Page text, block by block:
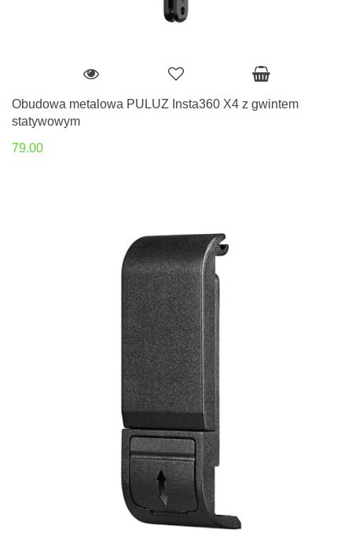
Obudowa metalowa PULUZ Insta360 X4 z gwintem
statywowym
79.00